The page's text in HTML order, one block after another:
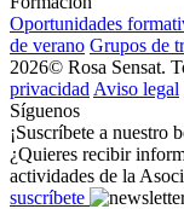
Oportunidades
de verano Grupos de
2026© Rosa Sensat.
privacidad Aviso legal
Síguenos
¡Suscríbete a nuestro
¿Quieres recibir
actividades de la
suscríbete